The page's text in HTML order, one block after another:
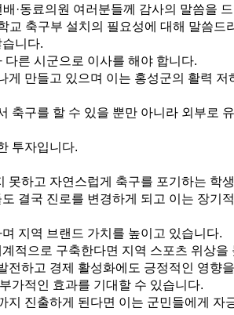
·동료의원 여러분들께 감사의 말씀을
교 축구부 설치의 필요성에 대해 말씀드
니다.
른 시군으로 이사를 해야 합니다.
만들고 있으며 이는 홍성군의 활력 저
구를 할 수 있을 뿐만 아니라 외부로
투자입니다.
하고 자연스럽게 축구를 포기하는 학
결국 진로를 변경하게 되고 이는 장기
지역 브랜드 가치를 높이고 있습니다.
적으로 구축한다면 지역 스포츠 위상을
하고 경제 활성화에도 긍정적인 영향
가적인 효과를 기대할 수 있습니다.
진출하게 된다면 이는 군민들에게 자